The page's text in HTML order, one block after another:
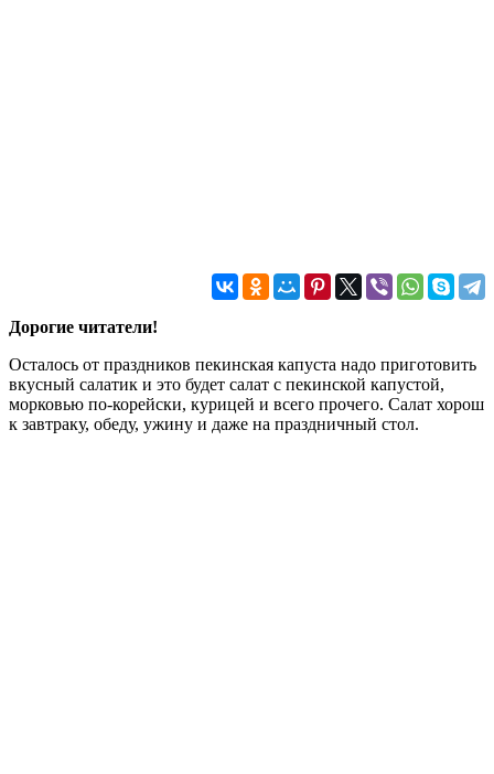
Дорогие читатели!
Осталось от праздников пекинская капуста надо приготовить
вкусный салатик и это будет салат с пекинской капустой,
морковью по-корейски, курицей и всего прочего. Салат хорош
к завтраку, обеду, ужину и даже на праздничный стол.